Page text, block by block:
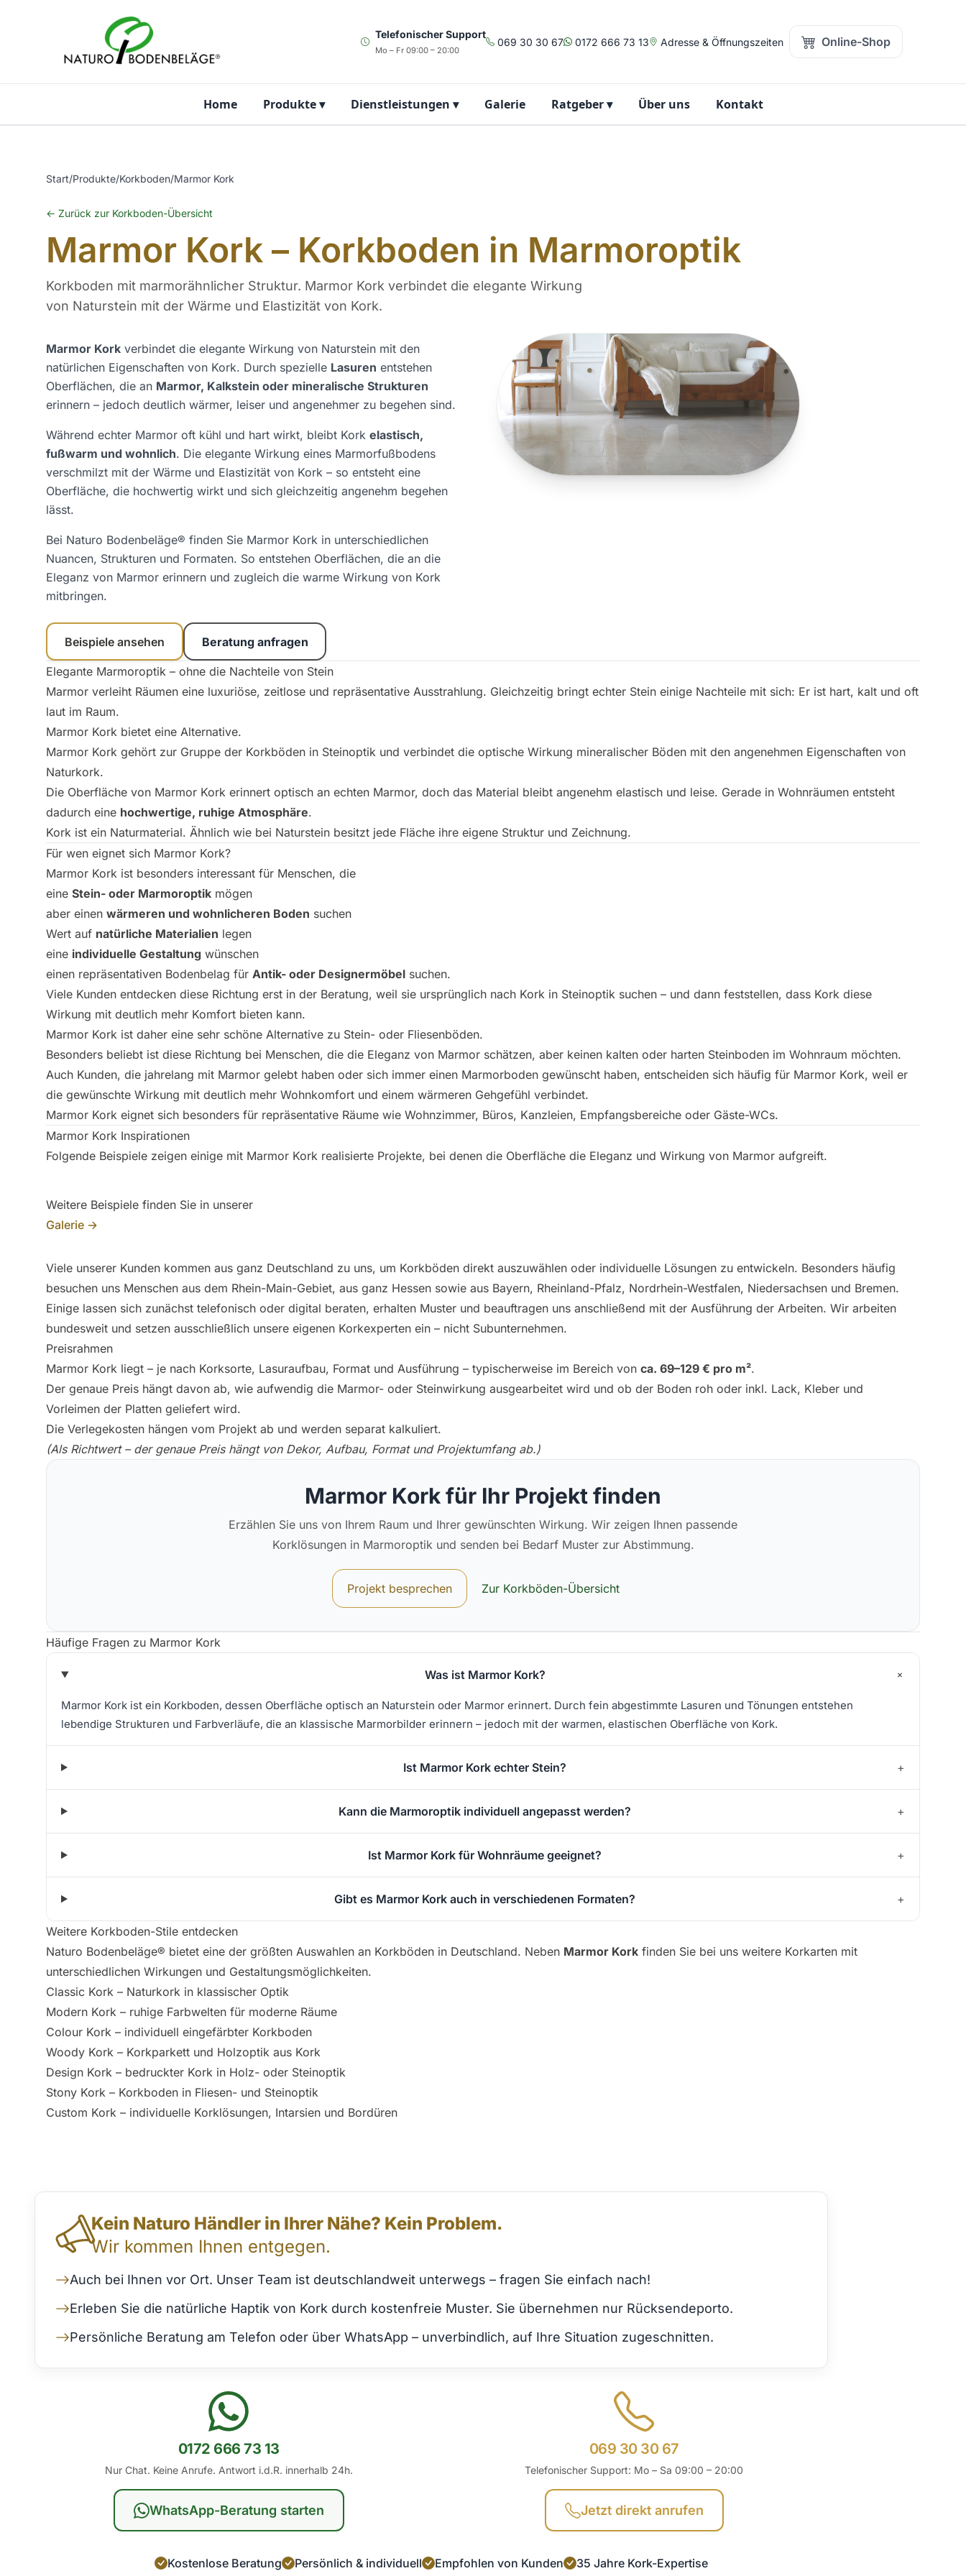
Telefonischer Support
Mo – Fr 09:00 – 20:00
069 30 30 67 0172 666 73 13 Adresse & Öffnungszeiten Online-Shop
Home Produkte▾ Dienstleistungen ▾ Galerie Ratgeber▾ Über uns Kontakt
Start/Produkte/Korkboden/Marmor Kork
← Zurück zur Korkboden-Übersicht
Marmor Kork – Korkboden in Marmoroptik
Korkboden mit marmorähnlicher Struktur. Marmor Kork verbindet die elegante Wirkung
von Naturstein mit der Wärme und Elastizität von Kork.
Marmor Kork verbindet die elegante Wirkung von Naturstein mit den
natürlichen Eigenschaften von Kork. Durch spezielle Lasuren entstehen
Oberflächen, die an Marmor, Kalkstein oder mineralische Strukturen
erinnern – jedoch deutlich wärmer, leiser und angenehmer zu begehen sind.
Während echter Marmor oft kühl und hart wirkt, bleibt Kork elastisch,
fußwarm und wohnlich. Die elegante Wirkung eines Marmorfußbodens
verschmilzt mit der Wärme und Elastizität von Kork – so entsteht eine
Oberfläche, die hochwertig wirkt und sich gleichzeitig angenehm begehen
lässt.
Bei Naturo Bodenbeläge® finden Sie Marmor Kork in unterschiedlichen
Nuancen, Strukturen und Formaten. So entstehen Oberflächen, die an die
Eleganz von Marmor erinnern und zugleich die warme Wirkung von Kork
mitbringen.
Beispiele ansehen Beratung anfragen
Elegante Marmoroptik – ohne die Nachteile von Stein
Marmor verleiht Räumen eine luxuriöse, zeitlose und repräsentative Ausstrahlung. Gleichzeitig bringt echter Stein einige Nachteile mit sich: Er ist hart, kalt und oft
laut im Raum.
Marmor Kork bietet eine Alternative.
Marmor Kork gehört zur Gruppe der Korkböden in Steinoptik und verbindet die optische Wirkung mineralischer Böden mit den angenehmen Eigenschaften von
Naturkork.
Die Oberfläche von Marmor Kork erinnert optisch an echten Marmor, doch das Material bleibt angenehm elastisch und leise. Gerade in Wohnräumen entsteht
dadurch eine hochwertige, ruhige Atmosphäre.
Kork ist ein Naturmaterial. Ähnlich wie bei Naturstein besitzt jede Fläche ihre eigene Struktur und Zeichnung.
Für wen eignet sich Marmor Kork?
Marmor Kork ist besonders interessant für Menschen, die
eine Stein- oder Marmoroptik mögen
aber einen wärmeren und wohnlicheren Boden suchen
Wert auf natürliche Materialien legen
eine individuelle Gestaltung wünschen
einen repräsentativen Bodenbelag für Antik- oder Designermöbel suchen.
Viele Kunden entdecken diese Richtung erst in der Beratung, weil sie ursprünglich nach Kork in Steinoptik suchen – und dann feststellen, dass Kork diese
Wirkung mit deutlich mehr Komfort bieten kann.
Marmor Kork ist daher eine sehr schöne Alternative zu Stein- oder Fliesenböden.
Besonders beliebt ist diese Richtung bei Menschen, die die Eleganz von Marmor schätzen, aber keinen kalten oder harten Steinboden im Wohnraum möchten.
Auch Kunden, die jahrelang mit Marmor gelebt haben oder sich immer einen Marmorboden gewünscht haben, entscheiden sich häufig für Marmor Kork, weil er
die gewünschte Wirkung mit deutlich mehr Wohnkomfort und einem wärmeren Gehgefühl verbindet.
Marmor Kork eignet sich besonders für repräsentative Räume wie Wohnzimmer, Büros, Kanzleien, Empfangsbereiche oder Gäste-WCs.
Marmor Kork Inspirationen
Folgende Beispiele zeigen einige mit Marmor Kork realisierte Projekte, bei denen die Oberfläche die Eleganz und Wirkung von Marmor aufgreift.
Weitere Beispiele finden Sie in unserer
Galerie →
Viele unserer Kunden kommen aus ganz Deutschland zu uns, um Korkböden direkt auszuwählen oder individuelle Lösungen zu entwickeln. Besonders häufig
besuchen uns Menschen aus dem Rhein-Main-Gebiet, aus ganz Hessen sowie aus Bayern, Rheinland-Pfalz, Nordrhein-Westfalen, Niedersachsen und Bremen.
Einige lassen sich zunächst telefonisch oder digital beraten, erhalten Muster und beauftragen uns anschließend mit der Ausführung der Arbeiten. Wir arbeiten
bundesweit und setzen ausschließlich unsere eigenen Korkexperten ein – nicht Subunternehmen.
Preisrahmen
Marmor Kork liegt – je nach Korksorte, Lasuraufbau, Format und Ausführung – typischerweise im Bereich von ca. 69–129 € pro m².
Der genaue Preis hängt davon ab, wie aufwendig die Marmor- oder Steinwirkung ausgearbeitet wird und ob der Boden roh oder inkl. Lack, Kleber und
Vorleimen der Platten geliefert wird.
Die Verlegekosten hängen vom Projekt ab und werden separat kalkuliert.
(Als Richtwert – der genaue Preis hängt von Dekor, Aufbau, Format und Projektumfang ab.)
Marmor Kork für Ihr Projekt finden
Erzählen Sie uns von Ihrem Raum und Ihrer gewünschten Wirkung. Wir zeigen Ihnen passende
Korklösungen in Marmoroptik und senden bei Bedarf Muster zur Abstimmung.
Projekt besprechen Zur Korkböden-Übersicht
Häufige Fragen zu Marmor Kork
Was ist Marmor Kork? +
Marmor Kork ist ein Korkboden, dessen Oberfläche optisch an Naturstein oder Marmor erinnert. Durch fein abgestimmte Lasuren und Tönungen entstehen
lebendige Strukturen und Farbverläufe, die an klassische Marmorbilder erinnern – jedoch mit der warmen, elastischen Oberfläche von Kork.
Ist Marmor Kork echter Stein? +
Kann die Marmoroptik individuell angepasst werden? +
Ist Marmor Kork für Wohnräume geeignet? +
Gibt es Marmor Kork auch in verschiedenen Formaten? +
Weitere Korkboden-Stile entdecken
Naturo Bodenbeläge® bietet eine der größten Auswahlen an Korkböden in Deutschland. Neben Marmor Kork finden Sie bei uns weitere Korkarten mit
unterschiedlichen Wirkungen und Gestaltungsmöglichkeiten.
Classic Kork – Naturkork in klassischer Optik
Modern Kork – ruhige Farbwelten für moderne Räume
Colour Kork – individuell eingefärbter Korkboden
Woody Kork – Korkparkett und Holzoptik aus Kork
Design Kork – bedruckter Kork in Holz- oder Steinoptik
Stony Kork – Korkboden in Fliesen- und Steinoptik
Custom Kork – individuelle Korklösungen, Intarsien und Bordüren
Kein Naturo Händler in Ihrer Nähe? Kein Problem.
Wir kommen Ihnen entgegen.
Auch bei Ihnen vor Ort. Unser Team ist deutschlandweit unterwegs – fragen Sie einfach nach!
Erleben Sie die natürliche Haptik von Kork durch kostenfreie Muster. Sie übernehmen nur Rücksendeporto.
Persönliche Beratung am Telefon oder über WhatsApp – unverbindlich, auf Ihre Situation zugeschnitten.
069 30 30 67
Telefonischer Support: Mo – Sa 09:00 – 20:00
Jetzt direkt anrufen
0172 666 73 13
Nur Chat. Keine Anrufe. Antwort i.d.R. innerhalb 24h.
WhatsApp-Beratung starten
Kostenlose Beratung Persönlich & individuell Empfohlen von Kunden 35 Jahre Kork-Expertise